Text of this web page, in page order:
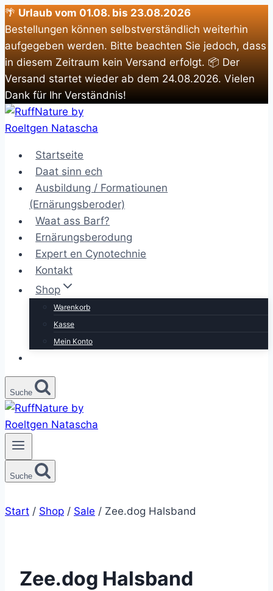
🌴 Urlaub vom 01.08. bis 23.08.2026
Bestellungen können selbstverständlich weiterhin
aufgegeben werden. Bitte beachten Sie jedoch, dass
in diesem Zeitraum kein Versand erfolgt. 📦 Der
Versand startet wieder ab dem 24.08.2026. Vielen
Dank für Ihr Verständnis!
Zum
Inhalt
Startseite
Daat sinn ech
Ausbildung / Formatiounen
(Ernärungsberoder)
Waat ass Barf?
Ernärungsberodung
Expert en Cynotechnie
Kontakt
Shop
Warenkorb
Kasse
Mein Konto
Suche
Suche
Start / Shop / Sale / Zee.dog Halsband
Zee.dog Halsband